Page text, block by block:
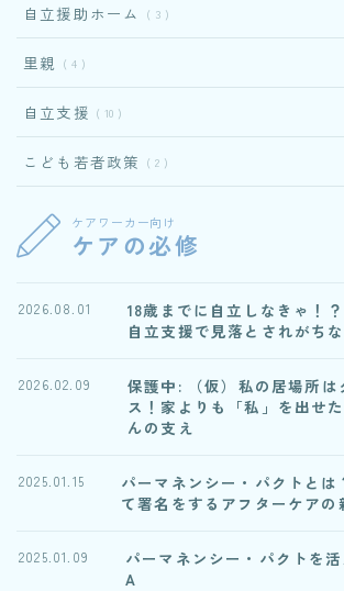
自立援助ホーム 3
里親 4
自立支援 10
こども若者政策 2
ケアワーカー向け
ケアの必修
18歳までに自立しなきゃ！
自立支援で見落とされがち
2026.08.01
保護中: （仮）私の居場所は
ス！家よりも「私」を出せ
んの支え
2026.02.09
パーマネンシー・パクトとは
て署名をするアフターケアの
2025.01.15
パーマネンシー・パクトを
A
2025.01.09